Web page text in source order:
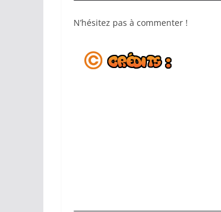
N’hésitez pas à commenter !